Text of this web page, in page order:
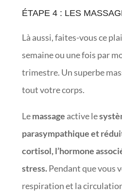
ÉTAPE 4 : LES
Là aussi, faites-vous ce
semaine ou une fois par
trimestre. Un superbe
tout votre corps.
Lemassage active le
parasympathique et
cortisol, l’hormone
stress.Pendant que vous
respiration et la